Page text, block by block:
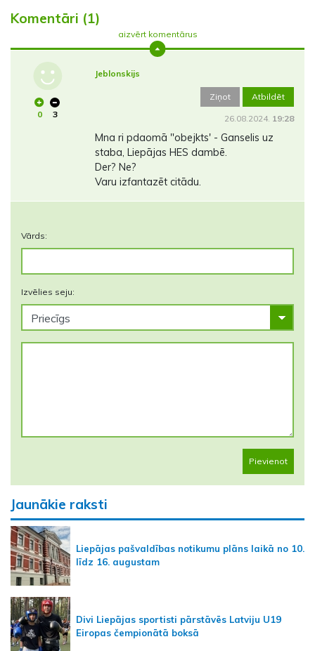
Komentāri (1)
aizvērt komentārus
0 3
Jeblonskijs
Ziņot Atbildēt
26.08.2024. 19:28
Mna ri pdaomā "obejkts' - Ganselis uz
staba, Liepājas HES dambē.
Der? Ne?
Varu izfantazēt citādu.
Vārds:
Izvēlies seju:
Pievienot
Jaunākie raksti
Liepājas pašvaldības notikumu plāns laikā no 10.
līdz 16. augustam
Divi Liepājas sportisti pārstāvēs Latviju U19
Eiropas čempionātā boksā